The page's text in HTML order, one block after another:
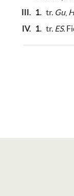
III. 1. tr. Gu,
IV. 1. tr. ES.